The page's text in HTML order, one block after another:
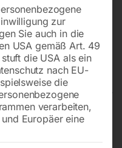
3000×1480
zur
Sie auch in die
USA gemäß Art. 49
die USA als ein
nach EU-
die
verarbeiten,
Europäer eine